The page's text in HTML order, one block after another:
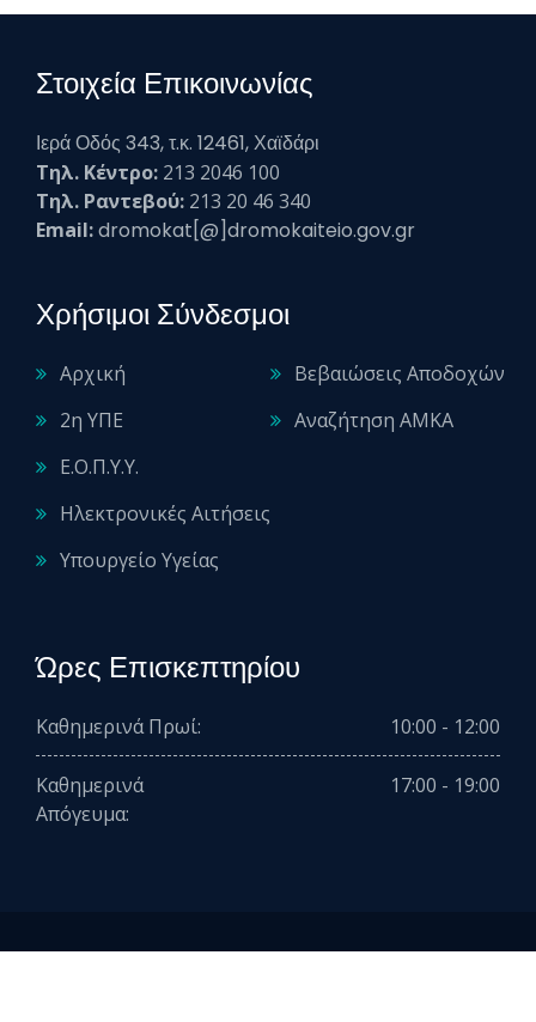
Στοιχεία Επικοινωνίας
Ιερά Οδός 343, τ.κ. 12461, Χαϊδάρι
Τηλ. Κέντρο: 213 2046 100
Τηλ. Ραντεβού: 213 20 46 340
Email:dromokat[@]dromokaiteio.gov.gr
Χρήσιμοι Σύνδεσμοι
Αρχική
2η ΥΠΕ
Ε.Ο.Π.Υ.Υ.
Ηλεκτρονικές Αιτήσεις
Υπουργείο Υγείας
Βεβαιώσεις Αποδοχών
Αναζήτηση ΑΜΚΑ
Ώρες Επισκεπτηρίου
Καθημερινά Πρωί: 10:00 - 12:00
Καθημερινά
Απόγευμα:
17:00 - 19:00